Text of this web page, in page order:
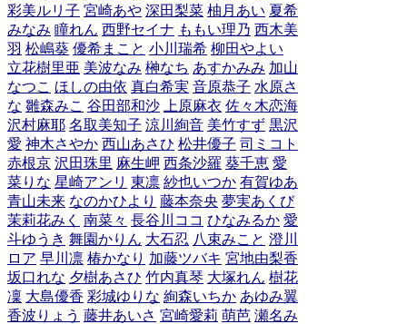
彩美ルリ子 宮崎あや 深田梨菜 柚月あい 夏希
みなみ 瞳れん 西野セイナ ももい理乃 西木美
羽 松嶋葵 優希まこと 小川瑞希 柳田やよい
立花樹里亜 美波なみ 榊なち あすかみみ 加山
なつこ ほしの由依 真白希実 音原恭子 水原さ
な 雛森みこ 谷田部和沙 上原麻衣 佐々木恋海
沢村麻耶 名取美知子 涼川絢音 美竹すず 黒沢
愛 神木さやか 西山あさひ 松井優子 司ミコト
赤根京 沢田珠里 麻生岬 西条沙羅 葵千恵 愛
菜りな 星崎アンリ 東凛 紗也いつか 有賀ゆあ
青山未来 なのかひより 藤本奈央 夢実あくび
茉莉花みく 南菜々 長谷川ココ ひなみるか 愛
斗ゆうき 舞園かりん 大石忍 八束みこと 澄川
ロア 早川凛 椿かなり 加藤ツバキ 宮地由梨香
坂口れな 夕樹あさひ 竹内真琴 大塚れん 樹花
凜 大島優香 彩城ゆりな 絢森いちか あゆみ翼
香波りょう 藤井あいさ 宮崎愛莉 萌芭 瀬名み